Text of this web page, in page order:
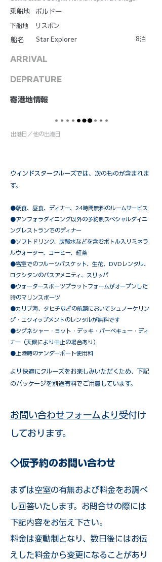
乗船地
下船地
船名
ボルドー
リスボン
Star Explorer 8泊
ARRIVAL
DEPRATURE
​寄港地情報
出港日／他の出港日
ウインドスタークルーズでは、次のものが含まれま
す。
●朝食、昼食、ディナー、24時間無料のルームサービス
​●アンフォラダイニング以外の予約制スペシャルダイニ
ングレストランでのディナー
●ソフトドリンク、炭酸水などを含むボトル入りミネラ
ルウォーター、コーヒー、紅茶
●客室でのフルーツバスケット、生花、DVDレンタル、
ロクシタンのバスアメニティ、スリッパ
●ウォータースポーツプラットフォームがオープンした
時のマリンスポーツ
●カリブ海、タヒチなどの航路においてシュノーケリン
グ・エクイップメントのレンタルが無料です
​●シグネシャー・ヨット・デッキ・バーベキュー・ディ
ナー（天候により中止の場合あり）
●上陸時のテンダーボート使用料
​より快適にクルーズをお楽しみいただくため、下記
のパッケージを別途有料でご用意しています。​
お問い合わせフォームより 受付け
しております。
◇仮予約のお問い合わせ
まずは空室の有無および料金をお調べ
し回答いたします。お問合せの際には
下記内容をお伝え下さい。
料金は変動制となり、数日後にはお伝
えした料金から変更になることがあり